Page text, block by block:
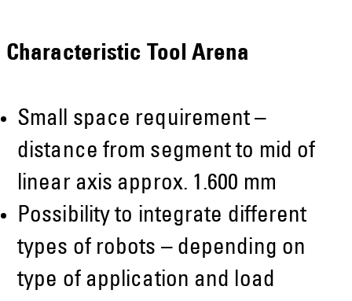
Characteristic Tool Arena
Small space requirement –
distance from segment to mid of
linear axis approx. 1.600 mm
Possibility to integrate different
types of robots – depending on
type of application and load